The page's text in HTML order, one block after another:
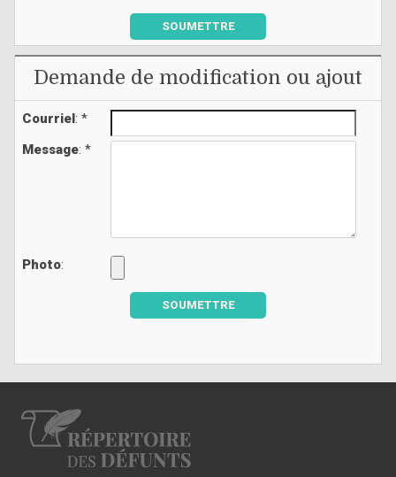
SOUMETTRE
Demande de modification ou ajout
Courriel: *
Message: *
Photo:
SOUMETTRE